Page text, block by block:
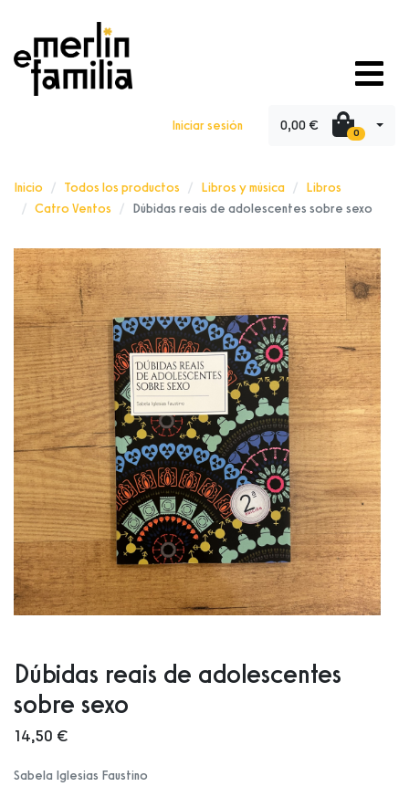
Iniciar sesión 0,00 € 0
Inicio Todos los productos Libros y música
Libros
Catro Ventos
Dúbidas reais de adolescentes sobre sexo
Dúbidas reais de adolescentes
sobre sexo
14,50 €
Sabela Iglesias Faustino